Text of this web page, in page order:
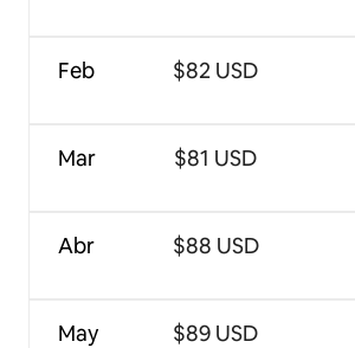
Feb
Mar
Abr
May
$82 USD
$81 USD
$88 USD
$89 USD